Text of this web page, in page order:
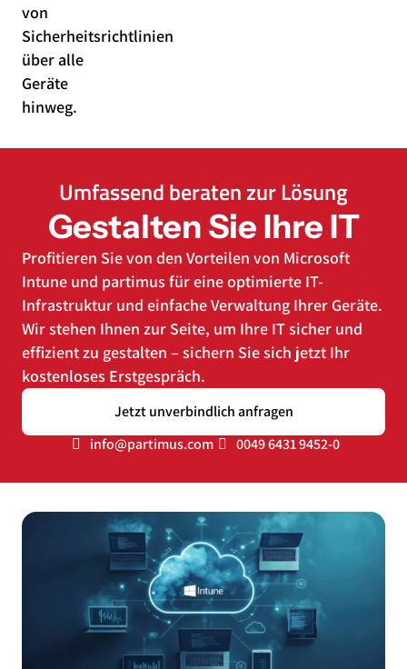
von
Sicherheitsrichtlinien
über alle
Geräte
hinweg.
Umfassend beraten zur Lösung
Gestalten Sie Ihre IT
Profitieren Sie von den Vorteilen von Microsoft
Intune und partimus für eine optimierte IT-
Infrastruktur und einfache Verwaltung Ihrer Geräte.
Wir stehen Ihnen zur Seite, um Ihre IT sicher und
effizient zu gestalten – sichern Sie sich jetzt Ihr
kostenloses Erstgespräch.
Jetzt unverbindlich anfragen
info@partimus.com
0049 6431 9452-0